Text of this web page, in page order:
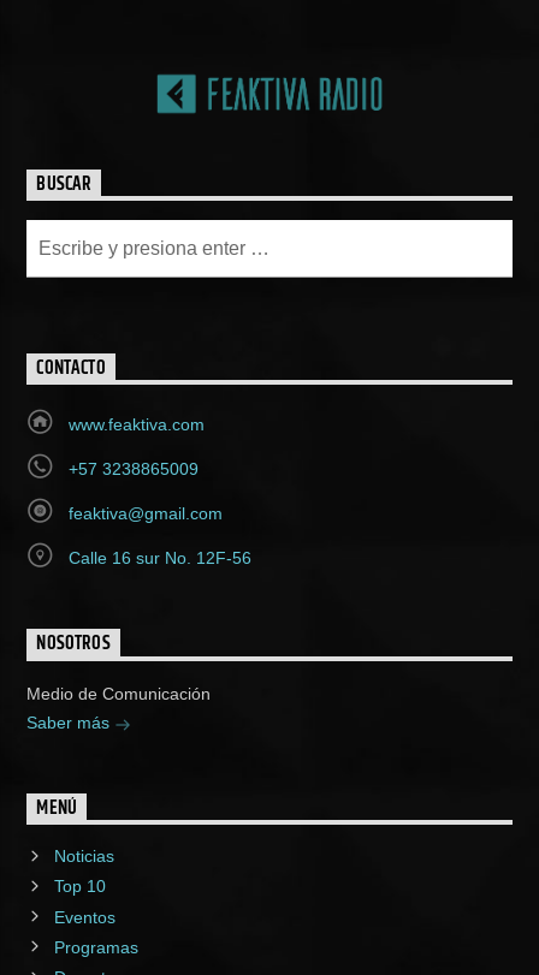
BUSCAR
CONTACTO
www.feaktiva.com
+57 3238865009
feaktiva@gmail.com
Calle 16 sur No. 12F-56
NOSOTROS
Medio de Comunicación
Saber más
MENÚ
Noticias
Top 10
Eventos
Programas